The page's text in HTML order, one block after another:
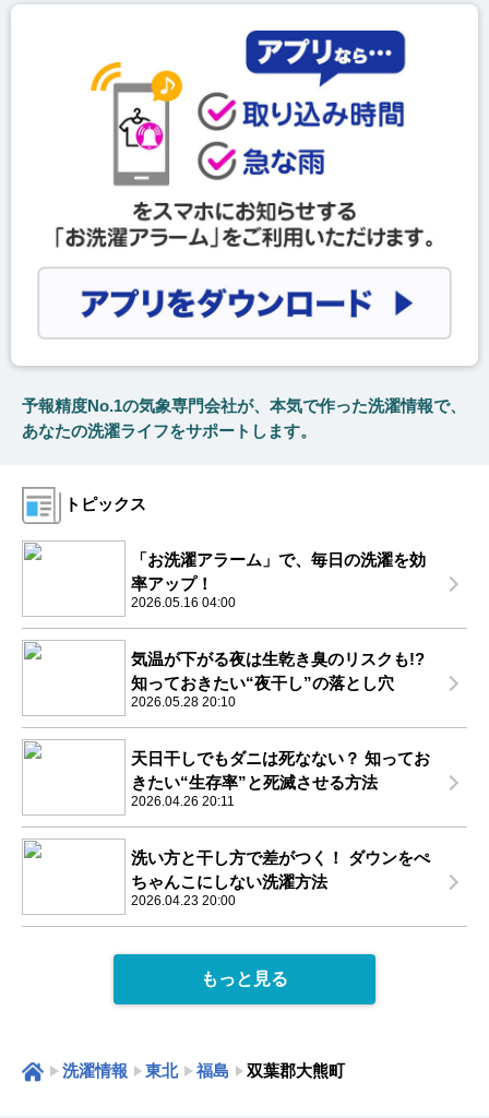
予報精度No.1の気象専門会社が、本気で作った洗濯情報で、
あなたの洗濯ライフをサポートします。
トピックス
「お洗濯アラーム」で、毎日の洗濯を効
率アップ！
2026.05.16 04:00
気温が下がる夜は生乾き臭のリスクも!?
知っておきたい“夜干し”の落とし穴
2026.05.28 20:10
天日干しでもダニは死なない？ 知ってお
きたい“生存率”と死滅させる方法
2026.04.26 20:11
洗い方と干し方で差がつく！ ダウンをぺ
ちゃんこにしない洗濯方法
2026.04.23 20:00
もっと見る
洗濯情報 東北 福島 双葉郡大熊町